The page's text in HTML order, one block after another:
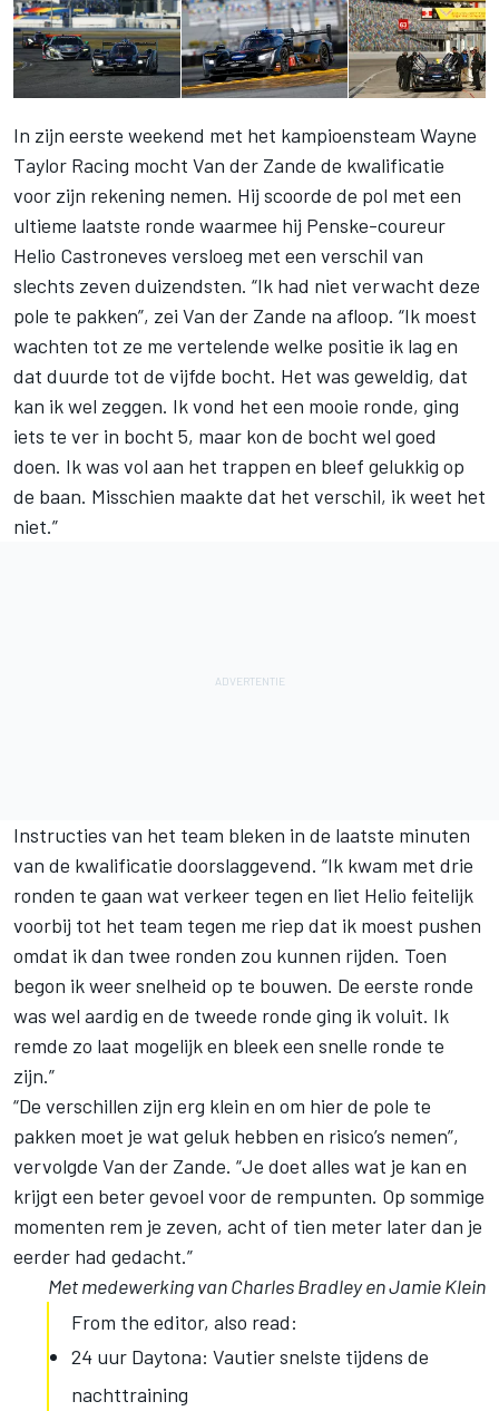
In zijn eerste weekend met het kampioensteam Wayne
Taylor Racing mocht Van der Zande de kwalificatie
voor zijn rekening nemen. Hij scoorde de pol met een
ultieme laatste ronde waarmee hij Penske-coureur
Helio Castroneves versloeg met een verschil van
slechts zeven duizendsten. “Ik had niet verwacht deze
pole te pakken”, zei Van der Zande na afloop. “Ik moest
wachten tot ze me vertelende welke positie ik lag en
dat duurde tot de vijfde bocht. Het was geweldig, dat
kan ik wel zeggen. Ik vond het een mooie ronde, ging
iets te ver in bocht 5, maar kon de bocht wel goed
doen. Ik was vol aan het trappen en bleef gelukkig op
de baan. Misschien maakte dat het verschil, ik weet het
niet.”
Instructies van het team bleken in de laatste minuten
van de kwalificatie doorslaggevend. “Ik kwam met drie
ronden te gaan wat verkeer tegen en liet Helio feitelijk
voorbij tot het team tegen me riep dat ik moest pushen
omdat ik dan twee ronden zou kunnen rijden. Toen
begon ik weer snelheid op te bouwen. De eerste ronde
was wel aardig en de tweede ronde ging ik voluit. Ik
remde zo laat mogelijk en bleek een snelle ronde te
zijn.”
“De verschillen zijn erg klein en om hier de pole te
pakken moet je wat geluk hebben en risico’s nemen”,
vervolgde Van der Zande. “Je doet alles wat je kan en
krijgt een beter gevoel voor de rempunten. Op sommige
momenten rem je zeven, acht of tien meter later dan je
eerder had gedacht.”
Met medewerking van Charles Bradley en Jamie Klein
From the editor, also read:
24 uur Daytona: Vautier snelste tijdens de
nachttraining